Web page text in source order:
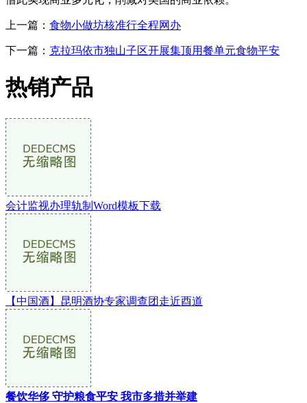
上一篇： 食物小做坊核准行全程网办
下一篇： 克拉玛依市独山子区开展集顶用餐单元食物平安
热销产品
会计监视办理轨制Word模板下载
【中国酒】昆明酒协专家调查团走近酉道
餐饮华侈 守护粮食平安 我市多措并举建